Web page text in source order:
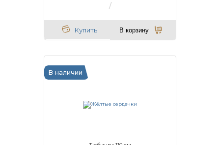
Купить В корзину
В наличии